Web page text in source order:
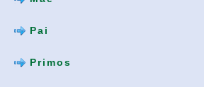
Pai
Primos